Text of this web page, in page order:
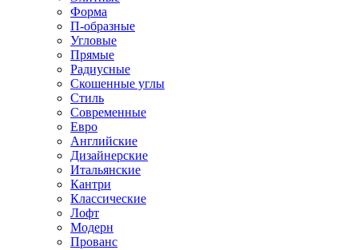
Форма
П-образные
Угловые
Прямые
Радиусные
Скошенные углы
Стиль
Современные
Евро
Английские
Дизайнерские
Итальянские
Кантри
Классические
Лофт
Модерн
Прованс